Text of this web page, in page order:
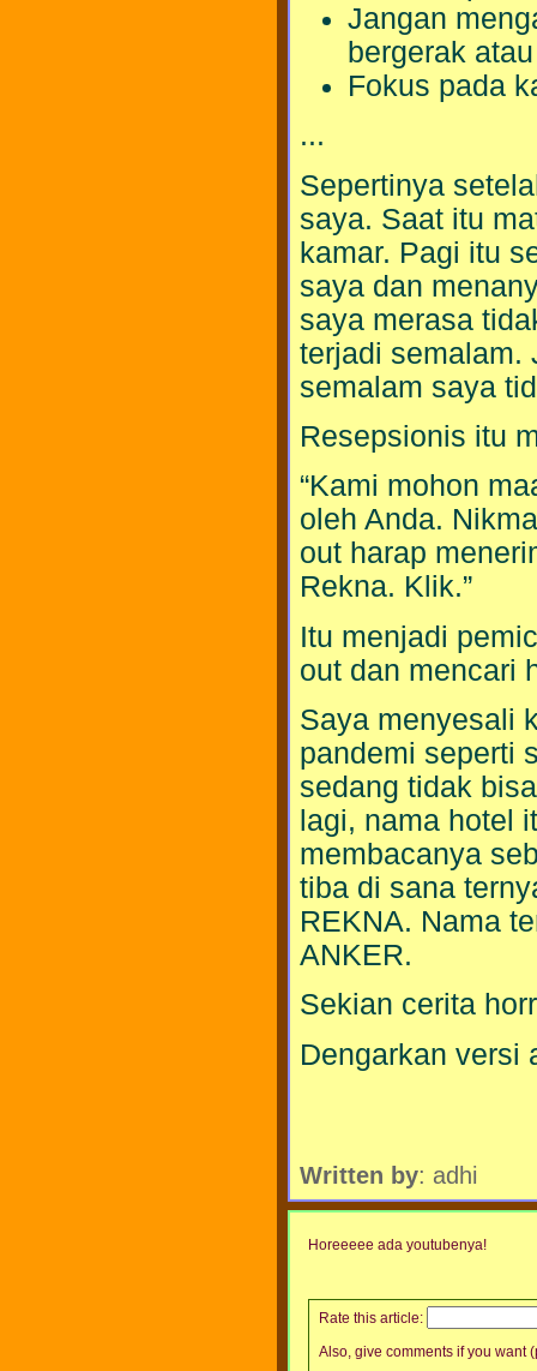
Jangan
bergerak
Fokus pada
...
Sepertinya
saya. Saat itu
kamar. Pagi itu
saya dan
saya merasa
terjadi semalam.
semalam saya
Resepsionis itu
“Kami mohon
oleh Anda.
out harap
Rekna. Klik.”
Itu menjadi
out dan mencari
Saya menyesali
pandemi seperti
sedang tidak
lagi, nama hotel
membacanya
tiba di sana
REKNA. Nama
ANKER.
Sekian cerita
Dengarkan versi
Written by: adhi
Horeeeee ada youtubenya!
Rate this article:
Also, give comments if you want